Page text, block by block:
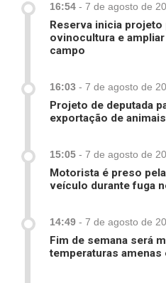
16:54 - 7 de agosto de
Reserva inicia
ovinocultura e
campo
16:03 - 7 de agosto de
Projeto de deputada
exportação de
15:05 - 7 de agosto de
Motorista é preso
veículo durante fuga
14:49 - 7 de agosto de
Fim de semana será
temperaturas amenas